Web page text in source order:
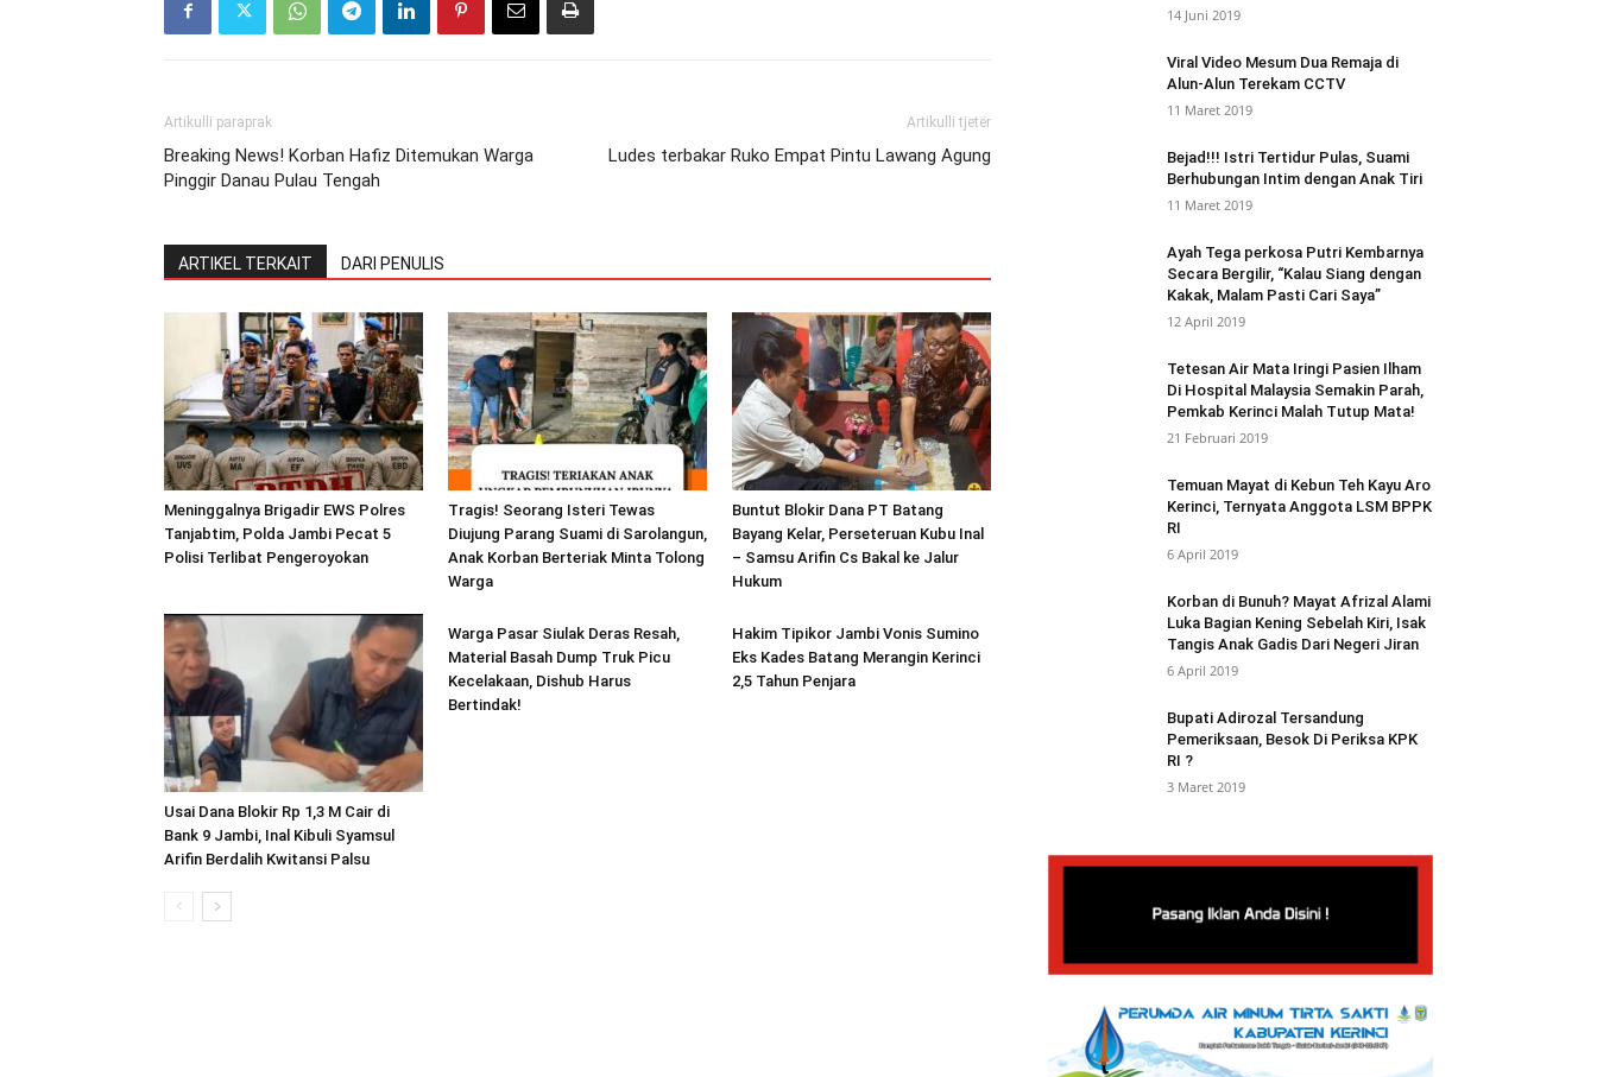
Artikulli paraprak
Breaking News! Korban Hafiz Ditemukan Warga
Pinggir Danau Pulau Tengah
Artikulli tjetër
Ludes terbakar Ruko Empat Pintu Lawang Agung
ARTIKEL TERKAIT DARI PENULIS
Meninggalnya Brigadir EWS Polres
Tanjabtim, Polda Jambi Pecat 5
Polisi Terlibat Pengeroyokan
Tragis! Seorang Isteri Tewas
Diujung Parang Suami di Sarolangun,
Anak Korban Berteriak Minta Tolong
Warga
Buntut Blokir Dana PT Batang
Bayang Kelar, Perseteruan Kubu Inal
– Samsu Arifin Cs Bakal ke Jalur
Hukum
Usai Dana Blokir Rp 1,3 M Cair di
Bank 9 Jambi, Inal Kibuli Syamsul
Arifin Berdalih Kwitansi Palsu
Warga Pasar Siulak Deras Resah,
Material Basah Dump Truk Picu
Kecelakaan, Dishub Harus
Bertindak!
Hakim Tipikor Jambi Vonis Sumino
Eks Kades Batang Merangin Kerinci
2,5 Tahun Penjara
14 Juni 2019
Viral Video Mesum Dua Remaja di
Alun-Alun Terekam CCTV
11 Maret 2019
Bejad!!! Istri Tertidur Pulas, Suami
Berhubungan Intim dengan Anak Tiri
11 Maret 2019
Ayah Tega perkosa Putri Kembarnya
Secara Bergilir, “Kalau Siang dengan
Kakak, Malam Pasti Cari Saya”
12 April 2019
Tetesan Air Mata Iringi Pasien Ilham
Di Hospital Malaysia Semakin Parah,
Pemkab Kerinci Malah Tutup Mata!
21 Februari 2019
Temuan Mayat di Kebun Teh Kayu Aro
Kerinci, Ternyata Anggota LSM BPPK
RI
6 April 2019
Korban di Bunuh? Mayat Afrizal Alami
Luka Bagian Kening Sebelah Kiri, Isak
Tangis Anak Gadis Dari Negeri Jiran
6 April 2019
Bupati Adirozal Tersandung
Pemeriksaan, Besok Di Periksa KPK
RI ?
3 Maret 2019